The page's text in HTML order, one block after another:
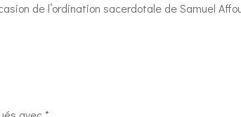
de l’ordination sacerdotale de Samuel